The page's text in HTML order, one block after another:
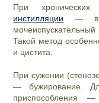
При
инстилляции —
Такой метод
и цистита.
При сужении
— бужирование.
приспособления